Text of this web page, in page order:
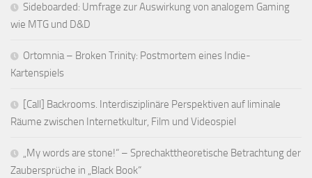
Sideboarded: Umfrage zur Auswirkung von analogem Gaming
wie MTG und D&D
Ortomnia – Broken Trinity: Postmortem eines Indie-
Kartenspiels
[Call] Backrooms. Interdisziplinäre Perspektiven auf liminale
Räume zwischen Internetkultur, Film und Videospiel
„My words are stone!“ – Sprechakttheoretische Betrachtung der
Zaubersprüche in „Black Book“